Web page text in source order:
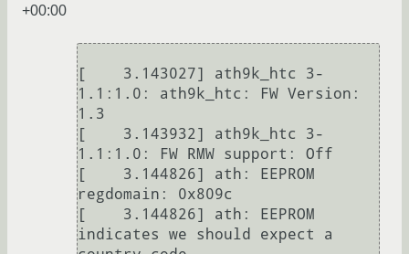
+00:00
[    3.143027] ath9k_htc 3-
1.1:1.0: ath9k_htc: FW Version:
1.3
[    3.143932] ath9k_htc 3-
1.1:1.0: FW RMW support: Off
[    3.144826] ath: EEPROM
regdomain: 0x809c
[    3.144826] ath: EEPROM
indicates we should expect a